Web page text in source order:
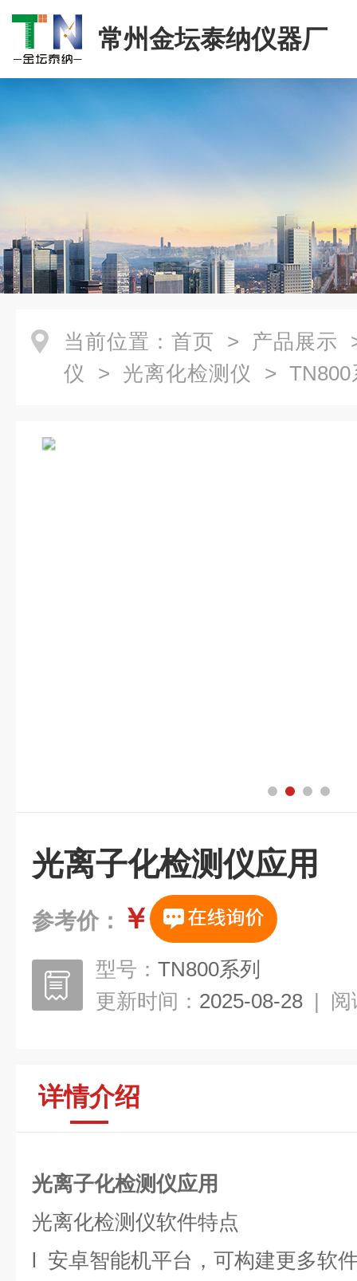
常州金坛泰纳仪器厂
当前位置： 首页 > 产品展示
仪 > 光离化检测仪 > TN800
光离子化检测仪应用
参考价： ￥
型号： TN800系列
更新时间： 2025-08-28 | 阅
详情介绍
光离子化检测仪应用
光离化检测仪软件特点
l 安卓智能机平台，可构建更多软